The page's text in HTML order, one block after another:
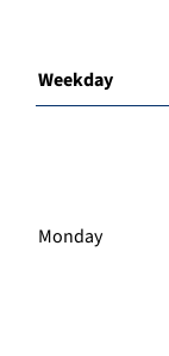
Weekday
Monday